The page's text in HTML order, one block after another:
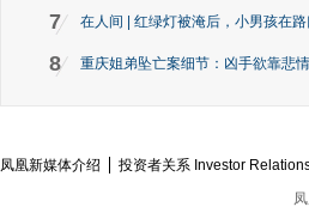
7 在人间 | 红绿灯被淹后，小男孩在
8 重庆姐弟坠亡案细节：凶手欲靠悲
凤凰新媒体介绍 投资者关系 Investor